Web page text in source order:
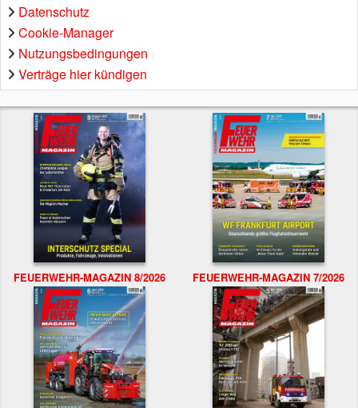
Datenschutz
Cookie-Manager
Nutzungsbedingungen
Verträge hier kündigen
FEUERWEHR-MAGAZIN 8/2026 FEUERWEHR-MAGAZIN 7/2026